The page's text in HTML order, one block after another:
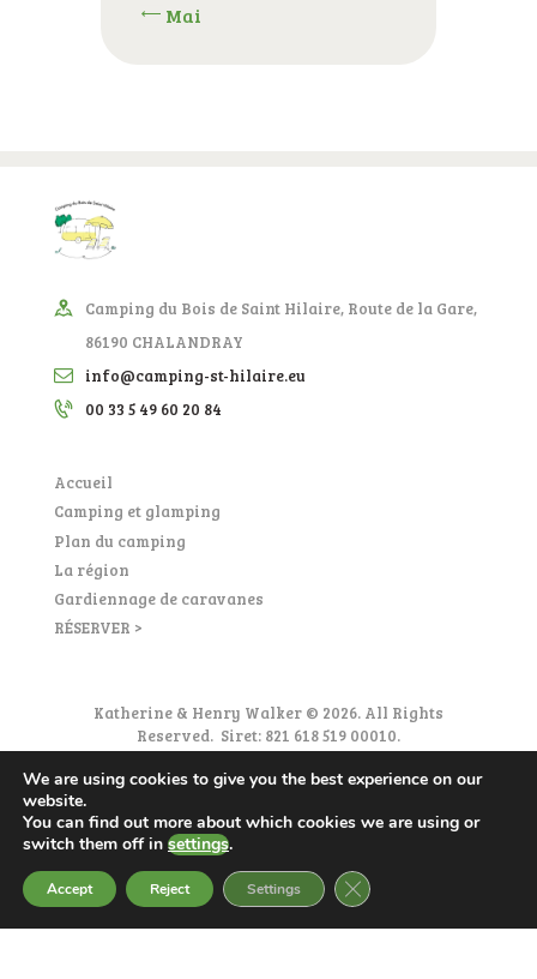
« Mai
Camping du Bois de Saint Hilaire, Route de la Gare,
86190 CHALANDRAY
info@camping-st-hilaire.eu
00 33 5 49 60 20 84
Accueil
Camping et glamping
Plan du camping
La région
Gardiennage de caravanes
RÉSERVER >
Katherine & Henry Walker © 2026. All Rights
Reserved. Siret: 821 618 519 00010.
Politique de Confidentialité|Accessibilité|Eco
responsabilité| Conditions Generales de vente
We are using cookies to give you the best experience on our
website.
You can find out more about which cookies we are using or
switch them off in settings.
Accept Reject Settings FERMER LA